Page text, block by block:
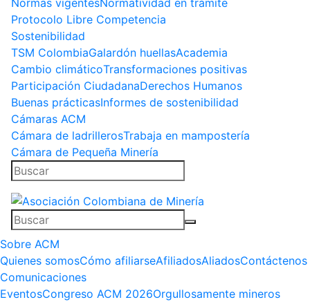
Protocolo Libre Competencia
Sostenibilidad
TSM ColombiaGalardón huellasAcademia
Cambio climáticoTransformaciones positivas
Participación CiudadanaDerechos Humanos
Buenas prácticasInformes de sostenibilidad
Cámaras ACM
Cámara de ladrillerosTrabaja en mampostería
Cámara de Pequeña Minería
Sobre ACM
Quienes somosCómo afiliarseAfiliadosAliadosContáctenos
Comunicaciones
EventosCongreso ACM 2026Orgullosamente mineros